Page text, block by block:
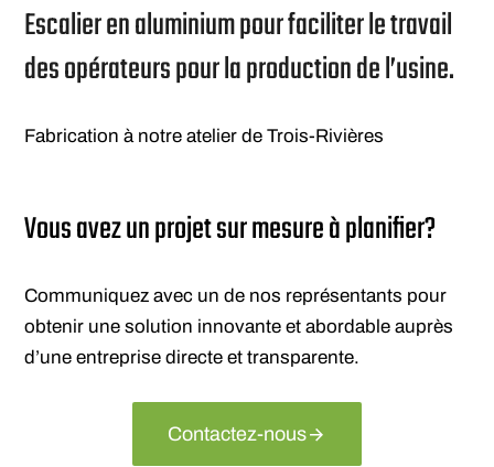
Escalier en aluminium pour faciliter le travail
des opérateurs pour la production de l’usine.
Fabrication à notre atelier de Trois-Rivières
Vous avez un projet sur mesure à planifier?
Communiquez avec un de nos représentants pour
obtenir une solution innovante et abordable auprès
d’une entreprise directe et transparente.
Contactez-nous